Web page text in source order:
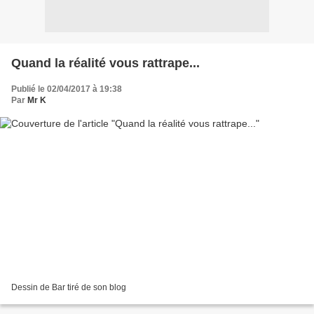
Quand la réalité vous rattrape...
Publié le 02/04/2017 à 19:38
Par Mr K
Dessin de Bar tiré de son blog